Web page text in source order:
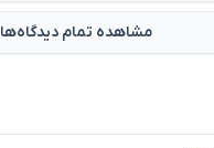
مشاهده تمام دیدگاه‌ها